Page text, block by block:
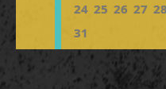
24 25 26 27 28
31